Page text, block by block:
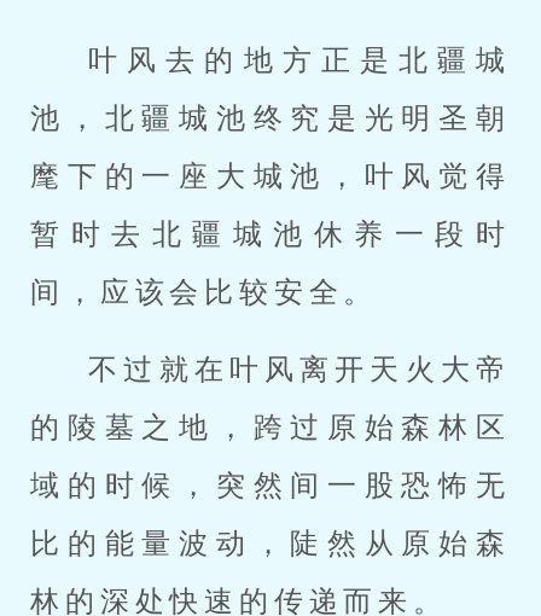
叶风去的地方正是北疆城
池，北疆城池终究是光明圣朝
麾下的一座大城池，叶风觉得
暂时去北疆城池休养一段时
间，应该会比较安全。
不过就在叶风离开天火大帝
的陵墓之地，跨过原始森林区
域的时候，突然间一股恐怖无
比的能量波动，陡然从原始森
林的深处快速的传递而来。